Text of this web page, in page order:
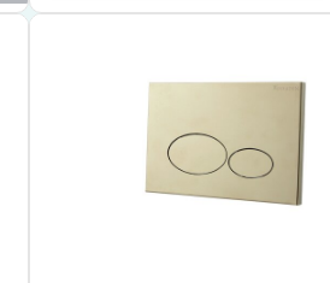
Vakkundig vervaardigd door Wiesbaden
gerenommeerd merk in de sanitairbranche
Gemaakt van hoogwaardig,geborsteld
voor een verfijnde, moderne look